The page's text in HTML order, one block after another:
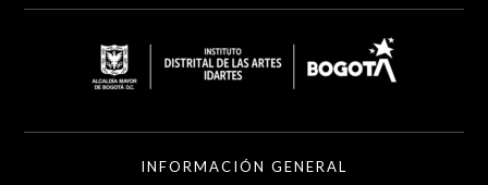
INFORMACIÓN GENERAL